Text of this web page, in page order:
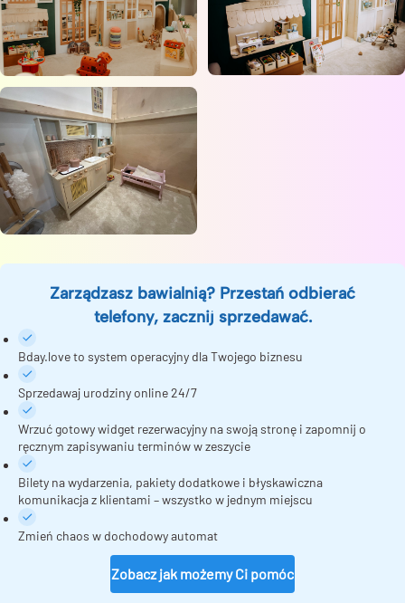
Zarządzasz bawialnią? Przestań odbierać
telefony, zacznij sprzedawać.
Bday.love to system operacyjny dla Twojego biznesu
Sprzedawaj urodziny online 24/7
Wrzuć gotowy widget rezerwacyjny na swoją stronę i zapomnij o
ręcznym zapisywaniu terminów w zeszycie
Bilety na wydarzenia, pakiety dodatkowe i błyskawiczna
komunikacja z klientami – wszystko w jednym miejscu
Zmień chaos w dochodowy automat
Zobacz jak możemy Ci pomóc